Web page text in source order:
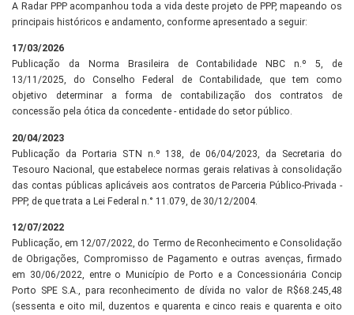
A Radar PPP acompanhou toda a vida deste projeto de PPP, mapeando os
principais históricos e andamento, conforme apresentado a seguir:
17/03/2026
Publicação da Norma Brasileira de Contabilidade NBC n.º 5, de
13/11/2025, do Conselho Federal de Contabilidade, que tem como
objetivo determinar a forma de contabilização dos contratos de
concessão pela ótica da concedente - entidade do setor público.
20/04/2023
Publicação da Portaria STN n.º 138, de 06/04/2023, da Secretaria do
Tesouro Nacional, que estabelece normas gerais relativas à consolidação
das contas públicas aplicáveis aos contratos de Parceria Público-Privada -
PPP, de que trata a Lei Federal n.° 11.079, de 30/12/2004.
12/07/2022
Publicação, em 12/07/2022, do Termo de Reconhecimento e Consolidação
de Obrigações, Compromisso de Pagamento e outras avenças, firmado
em 30/06/2022, entre o Município de Porto e a Concessionária Concip
Porto SPE S.A., para reconhecimento de dívida no valor de R$68.245,48
(sessenta e oito mil, duzentos e quarenta e cinco reais e quarenta e oito